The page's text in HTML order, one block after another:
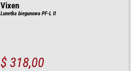
Vixen
Lunetka biegunowa PF-L II
$ 318,00